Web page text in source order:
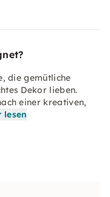
die gemütliche
Dekor lieben.
einer kreativen,
lesen